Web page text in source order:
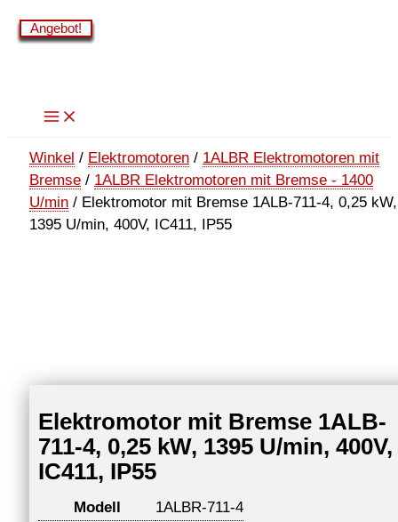
Zum
Inhalt
Winkel / Elektromotoren / 1ALBR Elektromotoren mit
Bremse / 1ALBR Elektromotoren mit Bremse - 1400
U/min / Elektromotor mit Bremse 1ALB-711-4, 0,25 kW,
1395 U/min, 400V, IC411, IP55
Angebot!
Elektromotor mit Bremse 1ALB-
711-4, 0,25 kW, 1395 U/min, 400V,
IC411, IP55
Modell
1ALBR-711-4
Angebot!
Angebot!
Angebot!
Angebot!
Angebot!
Angebot!
Angebot!
Angebot!